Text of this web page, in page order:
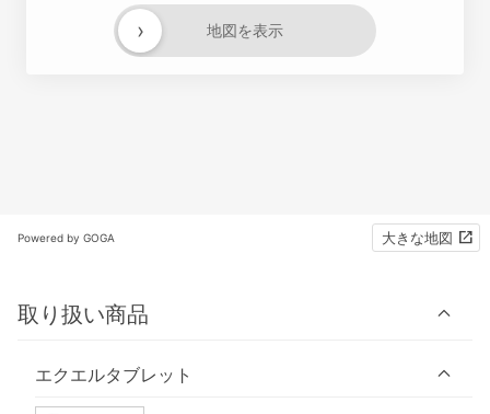
地図を表示
›
Powered by GOGA 大きな地図
取り扱い商品
エクエルタブレット